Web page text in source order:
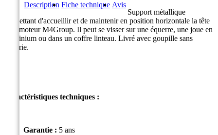
Description Fiche technique Avis
Support métallique
permettant d'accueillir et de maintenir en position horizontale la tête
d'un moteur M4Group. Il peut se visser sur une équerre, une joue en
aluminium ou dans un coffre linteau. Livré avec goupille sans
visserie.
Caractéristiques techniques :
Garantie : 5 ans